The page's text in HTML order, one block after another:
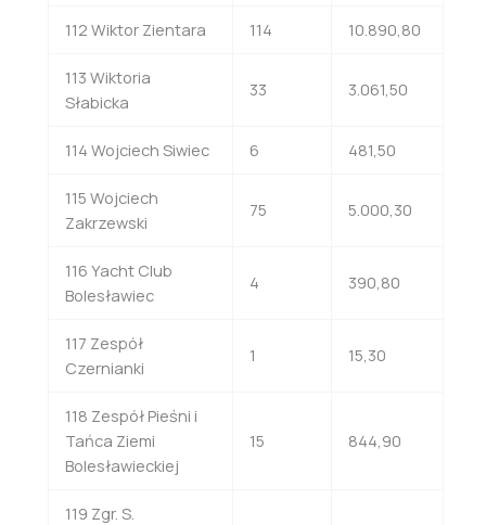
112 Wiktor Zientara 114 10.890,80
113 Wiktoria
Słabicka
33 3.061,50
114 Wojciech Siwiec 6 481,50
115 Wojciech
Zakrzewski
75 5.000,30
116 Yacht Club
Bolesławiec
4 390,80
117 Zespół
Czernianki
1 15,30
118 Zespół Pieśni i
Tańca Ziemi
Bolesławieckiej
15 844,90
119 Zgr. S.